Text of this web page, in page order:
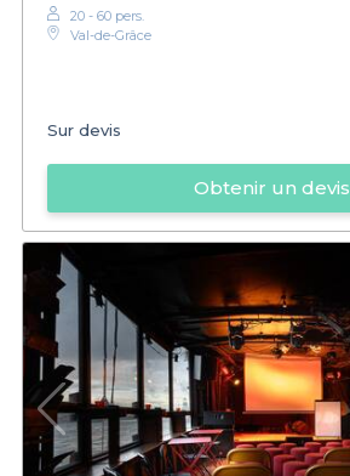
20 - 60 pers.
Val-de-Grâce
Sur devis
Obtenir un devis